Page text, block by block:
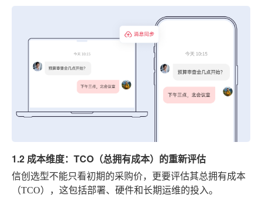
1.2 成本维度：TCO（总拥有成本）的重新评估
信创选型不能只看初期的采购价，更要评估其总拥有成本
（TCO），这包括部署、硬件和长期运维的投入。